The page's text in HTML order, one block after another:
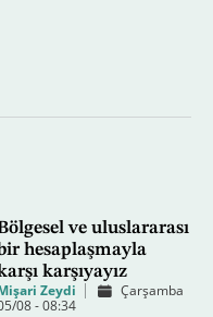
ve uluslararası
hesaplaşmayla
karşıyayız
Zeydi
Çarşamba
08 - 08:34